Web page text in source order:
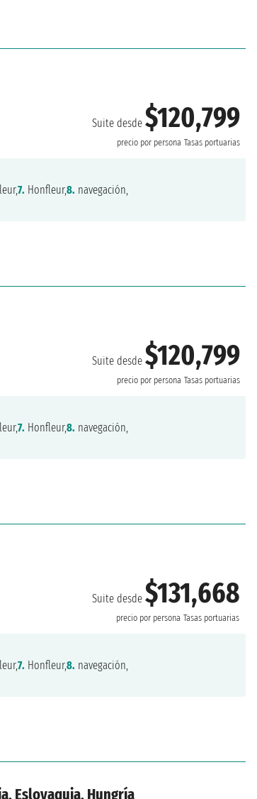
Suite desde$120,799
precio por persona Tasas portuarias
7. Honfleur,8. navegación,
Suite desde$120,799
precio por persona Tasas portuarias
7. Honfleur,8. navegación,
Suite desde$131,668
precio por persona Tasas portuarias
7. Honfleur,8. navegación,
Eslovaquia, Hungría